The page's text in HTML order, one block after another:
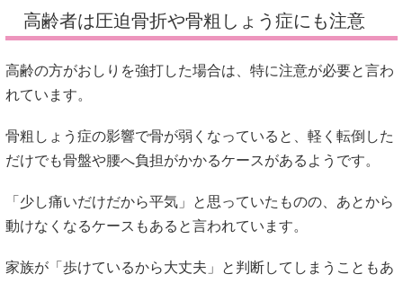
高齢者は圧迫骨折や骨粗しょう症にも注意
高齢の方がおしりを強打した場合は、特に注意が必要と言わ
れています。
骨粗しょう症の影響で骨が弱くなっていると、軽く転倒した
だけでも骨盤や腰へ負担がかかるケースがあるようです。
「少し痛いだけだから平気」と思っていたものの、あとから
動けなくなるケースもあると言われています。
家族が「歩けているから大丈夫」と判断してしまうこともあ